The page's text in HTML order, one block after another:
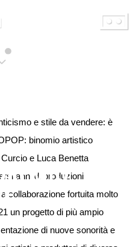
e stile da vendere: è
binomio artistico
e Luca Benetta
anni di produzioni
collaborazione fortuita molto
un progetto di più ampio
di nuove sonorità e